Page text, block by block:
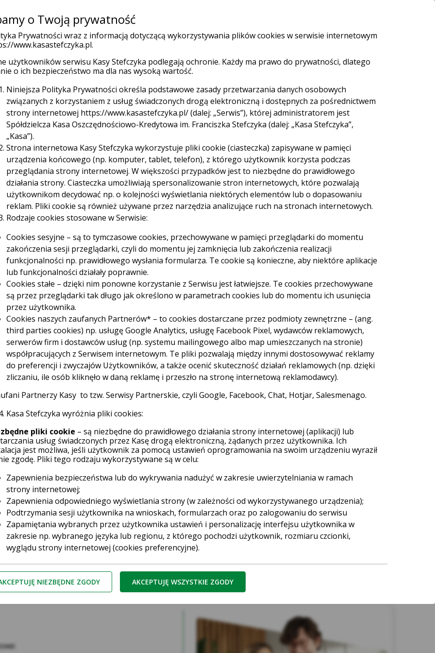
indywidualni(current)
FirmyOrganizacje
Ubezpieczenia Promocje Weź pożyczkę Załóż konto ZALOGUJ SIĘ
dzień Jak korzystać z BLIKA? Płatności w sklepach internetowych krok po kroku
dzień: 25-03-2026
z
w
krok
Jak
Wystarczy
szybka,
internetowych?
o 6-cyfrowy kod generowany waplikacji mobilnejinstytucji finansowej – również Kasy
zajmuje dosłownie chwilę.Nie trzeba mieć przy sobie karty płatniczej ani pamiętać
aplikacją bankowości mobilnej.
należy w koszyku wybrać BLIK jako metodę płatności.
mobilną i wygenerować 6-cyfrowy kod BLIK. Kod jest ważny przez określony
go na stronie sklepu.
o Twoją prywatność
Prywatności wraz z informacją dotyczącą wykorzystywania plików cookies w serwisie internetowym
www.kasastefczyka.pl.
użytkowników serwisu Kasy Stefczyka podlegają ochronie. Każdy ma prawo do prywatności, dlatego
o ich bezpieczeństwo ma dla nas wysoką wartość.
Niniejsza Polityka Prywatności określa podstawowe zasady przetwarzania danych osobowych
związanych z korzystaniem z usług świadczonych drogą elektroniczną i dostępnych za pośrednictwem
strony internetowej https://www.kasastefczyka.pl/ (dalej: „Serwis”), której administratorem jest
Spółdzielcza Kasa Oszczędnościowo-Kredytowa im. Franciszka Stefczyka (dalej: „Kasa Stefczyka”,
„Kasa”).
Strona internetowa Kasy Stefczyka wykorzystuje pliki cookie (ciasteczka) zapisywane w pamięci
urządzenia końcowego (np. komputer, tablet, telefon), z którego użytkownik korzysta podczas
przeglądania strony internetowej. W większości przypadków jest to niezbędne do prawidłowego
działania strony. Ciasteczka umożliwiają spersonalizowanie stron internetowych, które pozwalają
użytkownikom decydować np. o kolejności wyświetlania niektórych elementów lub o dopasowaniu
reklam. Pliki cookie są również używane przez narzędzia analizujące ruch na stronach internetowych.
Rodzaje cookies stosowane w Serwisie:
Cookies sesyjne – są to tymczasowe cookies, przechowywane w pamięci przeglądarki do momentu
zakończenia sesji przeglądarki, czyli do momentu jej zamknięcia lub zakończenia realizacji
funkcjonalności np. prawidłowego wysłania formularza. Te cookie są konieczne, aby niektóre aplikacje
lub funkcjonalności działały poprawnie.
Cookies stałe – dzięki nim ponowne korzystanie z Serwisu jest łatwiejsze. Te cookies przechowywane
są przez przeglądarki tak długo jak określono w parametrach cookies lub do momentu ich usunięcia
przez użytkownika.
Cookies naszych zaufanych Partnerów* – to cookies dostarczane przez podmioty zewnętrzne – (ang.
third parties cookies) np. usługę Google Analytics, usługę Facebook Pixel, wydawców reklamowych,
serwerów firm i dostawców usług (np. systemu mailingowego albo map umieszczanych na stronie)
współpracujących z Serwisem internetowym. Te pliki pozwalają między innymi dostosowywać reklamy
do preferencji i zwyczajów Użytkowników, a także ocenić skuteczność działań reklamowych (np. dzięki
zliczaniu, ile osób kliknęło w daną reklamę i przeszło na stronę internetową reklamodawcy).
Partnerzy Kasy to tzw. Serwisy Partnerskie, czyli Google, Facebook, Chat, Hotjar, Salesmenago.
Kasa Stefczyka wyróżnia pliki cookies:
pliki cookie – są niezbędne do prawidłowego działania strony internetowej (aplikacji) lub
usług świadczonych przez Kasę drogą elektroniczną, żądanych przez użytkownika. Ich
jest możliwa, jeśli użytkownik za pomocą ustawień oprogramowania na swoim urządzeniu wyraził
zgodę. Pliki tego rodzaju wykorzystywane są w celu:
Zapewnienia bezpieczeństwa lub do wykrywania nadużyć w zakresie uwierzytelniania w ramach
strony internetowej;
Zapewnienia odpowiedniego wyświetlania strony (w zależności od wykorzystywanego urządzenia);
Podtrzymania sesji użytkownika na wnioskach, formularzach oraz po zalogowaniu do serwisu
Zapamiętania wybranych przez użytkownika ustawień i personalizację interfejsu użytkownika w
zakresie np. wybranego języka lub regionu, z którego pochodzi użytkownik, rozmiaru czcionki,
wyglądu strony internetowej (cookies preferencyjne).
pliki cookie– służą do profilowania reklam wyświetlanych w zewnętrznych serwisach
i na stronach internetowych Kasy, bazując na preferencjach użytkowników w zakresie
usług, z wykorzystaniem danych posiadanych przez Kasę. Pliki te są wykorzystywane w celu:
Reklam Google – w celu dopasowania do preferencji użytkowników Kasy. Te cookies gromadzą jedynie
podstawowe informacje o zachowaniu użytkownika na stronie oraz jego zainteresowania. Ich celem
jest jak najlepsze dopasowanie wyświetlanych reklam w wyszukiwarce Google jak również na innych
stronach internetowych do preferencji użytkownika za pomocą narzędzi takich jak np. Google Ads i
Google Marketing Platform. Użytkownik w każdej chwili może zrezygnować z cookies Google lub
NIEZBĘDNE ZGODY AKCEPTUJĘ WSZYSTKIE ZGODY